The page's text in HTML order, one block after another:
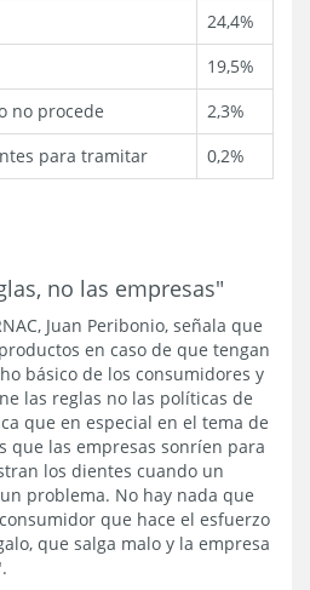
24,4%
19,5%
no procede
2,3%
para tramitar
0,2%
no las empresas"
Juan Peribonio, señala que
en caso de que tengan
básico de los consumidores y
las reglas no las políticas de
que en especial en el tema de
que las empresas sonríen para
los dientes cuando un
problema. No hay nada que
que hace el esfuerzo
que salga malo y la empresa